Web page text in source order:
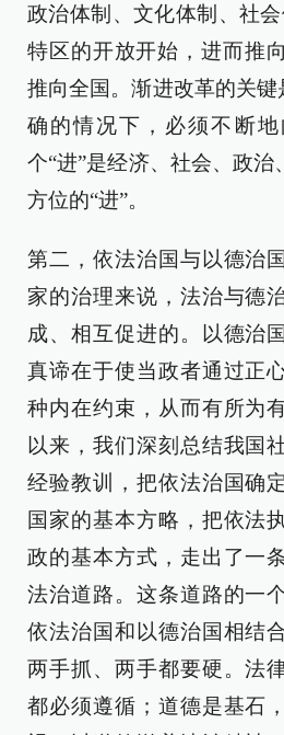
政治体制、文化体制、社
特区的开放开始，进而推
推向全国。渐进改革的关键
确的情况下，必须不断
个“进”是经济、社会、政
方位的“进”。
第二，依法治国与以德治
家的治理来说，法治与德
成、相互促进的。以德治
真谛在于使当政者通过正
种内在约束，从而有所为
以来，我们深刻总结我国
经验教训，把依法治国确
国家的基本方略，把依法
政的基本方式，走出了一
法治道路。这条道路的一
依法治国和以德治国相结
两手抓、两手都要硬。法
都必须遵循；道德是基石